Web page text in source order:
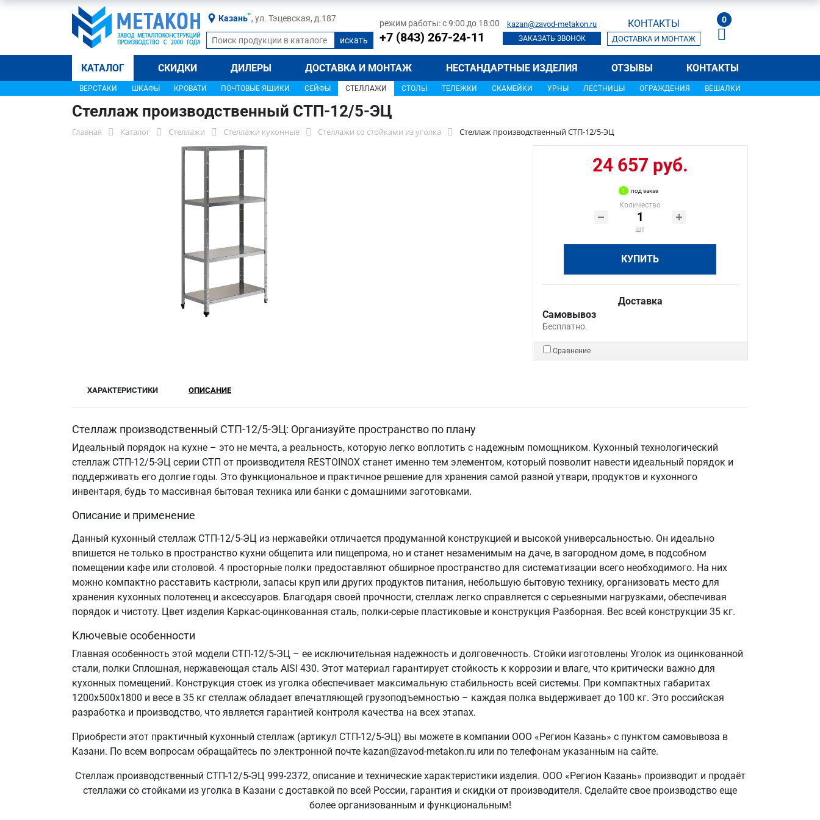
Казань , ул. Тэцевская, д.187 режим работы: с 9:00 до 18:00
+7 (843) 267-24-11
kazan@zavod-metakon.ru
ЗАКАЗАТЬ ЗВОНОК
КОНТАКТЫ
ДОСТАВКА И МОНТАЖ
0
КАТАЛОГ СКИДКИ ДИЛЕРЫ ДОСТАВКА И МОНТАЖ НЕСТАНДАРТНЫЕ ИЗДЕЛИЯ ОТЗЫВЫ КОНТАКТЫ
ВЕРСТАКИ ШКАФЫ КРОВАТИ ПОЧТОВЫЕ ЯЩИКИ СЕЙФЫ СТЕЛЛАЖИ СТОЛЫ ТЕЛЕЖКИ СКАМЕЙКИ УРНЫ ЛЕСТНИЦЫ ОГРАЖДЕНИЯ ВЕШАЛКИ
Стеллаж производственный СТП-12/5-ЭЦ
Главная Каталог Стеллажи Стеллажи кухонные Стеллажи со стойками из уголка Стеллаж производственный СТП-12/5-ЭЦ
24 657 руб.
под заказ
Количество
шт
КУПИТЬ
Доставка
Самовывоз
Бесплатно.
Сравнение
ХАРАКТЕРИСТИКИ ОПИСАНИЕ
Стеллаж производственный СТП-12/5-ЭЦ: Организуйте пространство по плану
Идеальный порядок на кухне – это не мечта, а реальность, которую легко воплотить с надежным помощником. Кухонный технологический
стеллаж СТП-12/5-ЭЦ серии СТП от производителя RESTOINOX станет именно тем элементом, который позволит навести идеальный порядок и
поддерживать его долгие годы. Это функциональное и практичное решение для хранения самой разной утвари, продуктов и кухонного
инвентаря, будь то массивная бытовая техника или банки с домашними заготовками.
Описание и применение
Данный кухонный стеллаж СТП-12/5-ЭЦ из нержавейки отличается продуманной конструкцией и высокой универсальностью. Он идеально
впишется не только в пространство кухни общепита или пищепрома, но и станет незаменимым на даче, в загородном доме, в подсобном
помещении кафе или столовой. 4 просторные полки предоставляют обширное пространство для систематизации всего необходимого. На них
можно компактно расставить кастрюли, запасы круп или других продуктов питания, небольшую бытовую технику, организовать место для
хранения кухонных полотенец и аксессуаров. Благодаря своей прочности, стеллаж легко справляется с серьезными нагрузками, обеспечивая
порядок и чистоту. Цвет изделия Каркас-оцинкованная сталь, полки-серые пластиковые и конструкция Разборная. Вес всей конструкции 35 кг.
Ключевые особенности
Главная особенность этой модели СТП-12/5-ЭЦ – ее исключительная надежность и долговечность. Стойки изготовлены Уголок из оцинкованной
стали, полки Сплошная, нержавеющая сталь AISI 430. Этот материал гарантирует стойкость к коррозии и влаге, что критически важно для
кухонных помещений. Конструкция стоек из уголка обеспечивает максимальную стабильность всей системы. При компактных габаритах
1200х500х1800 и весе в 35 кг стеллаж обладает впечатляющей грузоподъемностью – каждая полка выдерживает до 100 кг. Это российская
разработка и производство, что является гарантией контроля качества на всех этапах.
Приобрести этот практичный кухонный стеллаж (артикул СТП-12/5-ЭЦ) вы можете в компании ООО «Регион Казань» с пунктом самовывоза в
Казани. По всем вопросам обращайтесь по электронной почте kazan@zavod-metakon.ru или по телефонам указанным на сайте.
Стеллаж производственный СТП-12/5-ЭЦ 999-2372, описание и технические характеристики изделия. ООО «Регион Казань» производит и продаёт
стеллажи со стойками из уголка в Казани с доставкой по всей России, гарантия и скидки от производителя. Сделайте свое производство еще
более организованным и функциональным!